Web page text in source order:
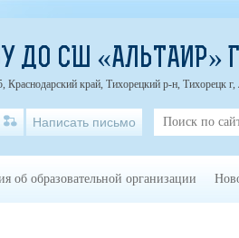
ДО СШ «АЛЬТАИР»
Краснодарский край, Тихорецкий р-н, Тихорецк
Написать письмо
об образовательной организации